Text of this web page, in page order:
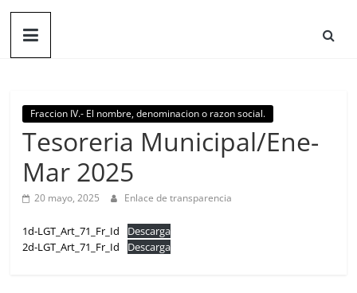
Fraccion IV.- El nombre, denominacion o razon social.
Tesoreria Municipal/Ene-
Mar 2025
20 mayo, 2025 Enlace de transparencia
1d-LGT_Art_71_Fr_Id
Descarga
2d-LGT_Art_71_Fr_Id
Descarga